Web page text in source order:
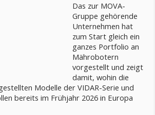
Das zur MOVA-
Gruppe gehörende
Unternehmen hat
zum Start gleich ein
ganzes Portfolio an
Mährobotern
vorgestellt und zeigt
damit, wohin die
Modelle der VIDAR-Serie und
bereits im Frühjahr 2026 in Europa